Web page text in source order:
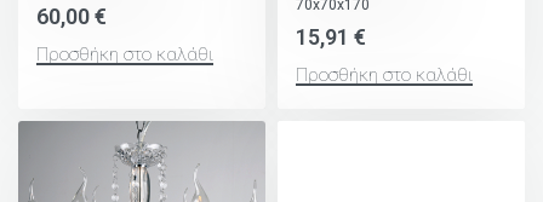
60,00€
Προσθήκη στο καλάθι
70x70x170
15,91 €
Προσθήκη στο καλάθι